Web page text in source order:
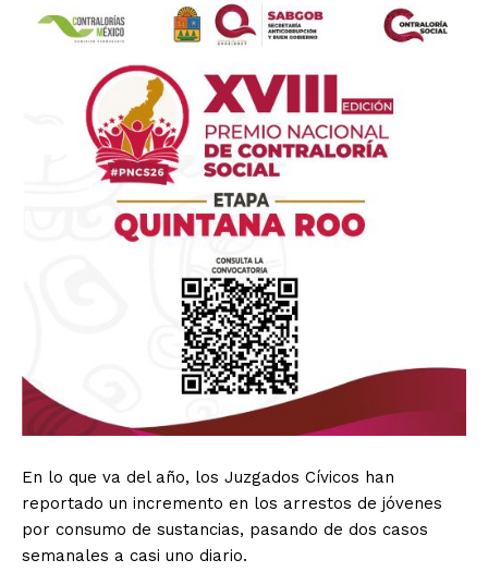
En lo que va del año, los Juzgados Cívicos han
reportado un incremento en los arrestos de jóvenes
por consumo de sustancias, pasando de dos casos
semanales a casi uno diario.